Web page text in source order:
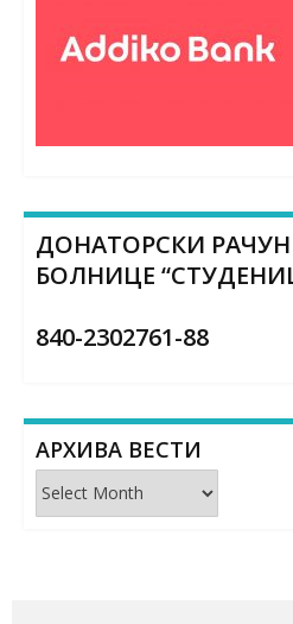
ДОНАТОРСКИ
БОЛНИЦЕ
840-2302761-88
АРХИВА ВЕСТИ
Архива
вести